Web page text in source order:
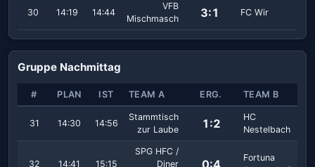
30 14:19 14:44
VFB
Mischmasch
3:1 FC Wir
Gruppe Nachmittag
# PLAN IST TEAM A ERG. TEAM B
31 14:30 14:56
Stammtisch
zur Laube
1:2
HC
Nestelbach
32 14:41 15:15
SPG HFC /
Diner
0:4
Fortuna